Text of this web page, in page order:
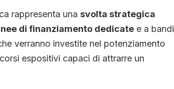
rappresenta una svolta strategica
di finanziamento dedicate e a bandi
verranno investite nel potenziamento
espositivi capaci di attrarre un